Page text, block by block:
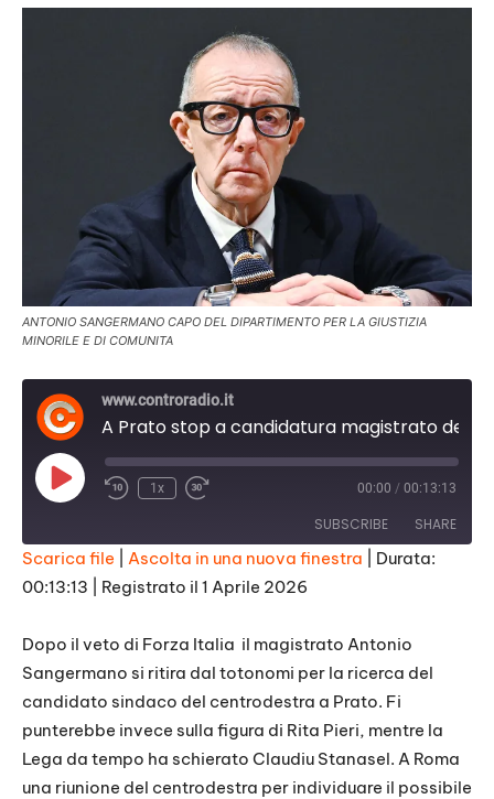
ANTONIO SANGERMANO CAPO DEL DIPARTIMENTO PER LA GIUSTIZIA
MINORILE E DI COMUNITA
www.controradio.it
Play
Episode
1x 00:00 / 00:13:13
SUBSCRIBE SHARE
SHARE
EMBED
Scarica file Ascolta in una nuova finestra
Durata:
00:13:13
Registrato il 1 Aprile 2026
Dopo il veto di Forza Italia il magistrato Antonio
Sangermano si ritira dal totonomi per la ricerca del
candidato sindaco del centrodestra a Prato. Fi
punterebbe invece sulla figura di Rita Pieri, mentre la
Lega da tempo ha schierato Claudiu Stanasel. A Roma
una riunione del centrodestra per individuare il possibile